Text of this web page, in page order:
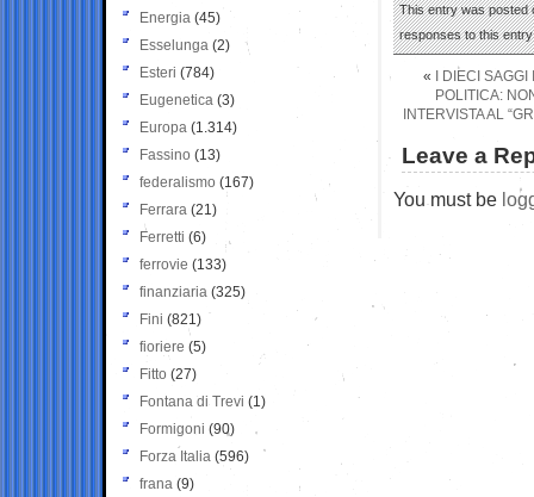
This entry was posted
responses to this
«
I DIECI
POLITICA:
INTERVISTA AL
Leave a
You must be
Energia (45)
Esselunga (2)
Esteri (784)
Eugenetica (3)
Europa (1.314)
Fassino (13)
federalismo (167)
Ferrara (21)
Ferretti (6)
ferrovie (133)
finanziaria (325)
Fini (821)
fioriere (5)
Fitto (27)
Fontana di Trevi (1)
Formigoni (90)
Forza Italia (596)
frana (9)